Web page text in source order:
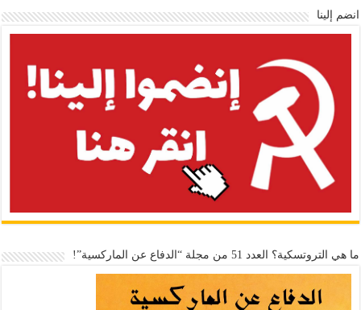
انضم إلينا
ما هي التروتسكية؟ العدد 51 من مجلة “الدفاع عن الماركسية”!